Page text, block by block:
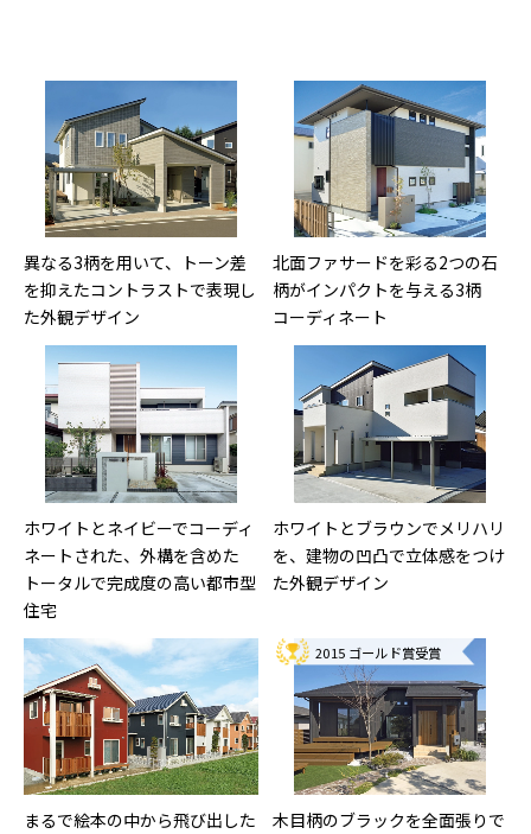
異なる3柄を用いて、トーン差
を抑えたコントラストで表現し
た外観デザイン
北面ファサードを彩る2つの石
柄がインパクトを与える3柄
コーディネート
ホワイトとネイビーでコーディ
ネートされた、外構を含めた
トータルで完成度の高い都市型
住宅
ホワイトとブラウンでメリハリ
を、建物の凹凸で立体感をつけ
た外観デザイン
まるで絵本の中から飛び出した
2015 ゴールド賞受賞
木目柄のブラックを全面張りで